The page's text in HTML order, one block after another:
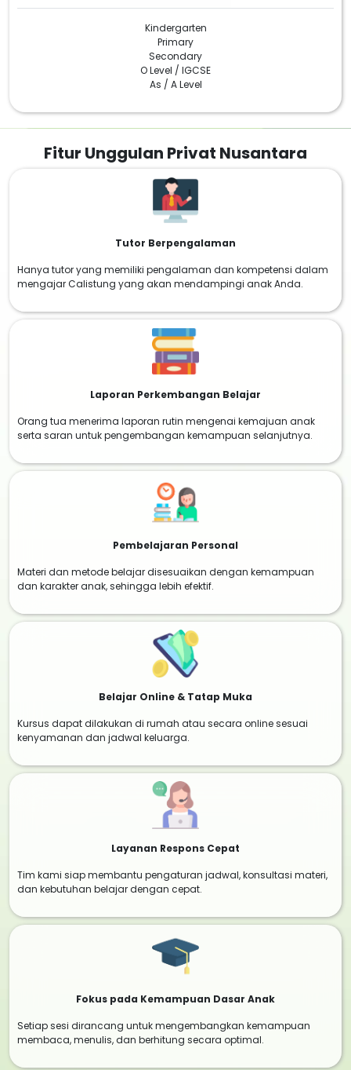
Kindergarten
Primary
Secondary
O Level / IGCSE
As / A Level
Fitur Unggulan Privat Nusantara
Tutor Berpengalaman
Hanya tutor yang memiliki pengalaman dan kompetensi dalam
mengajar Calistung yang akan mendampingi anak Anda.
Laporan Perkembangan Belajar
Orang tua menerima laporan rutin mengenai kemajuan anak
serta saran untuk pengembangan kemampuan selanjutnya.
Pembelajaran Personal
Materi dan metode belajar disesuaikan dengan kemampuan
dan karakter anak, sehingga lebih efektif.
Belajar Online & Tatap Muka
Kursus dapat dilakukan di rumah atau secara online sesuai
kenyamanan dan jadwal keluarga.
Layanan Respons Cepat
Tim kami siap membantu pengaturan jadwal, konsultasi materi,
dan kebutuhan belajar dengan cepat.
Fokus pada Kemampuan Dasar Anak
Setiap sesi dirancang untuk mengembangkan kemampuan
membaca, menulis, dan berhitung secara optimal.